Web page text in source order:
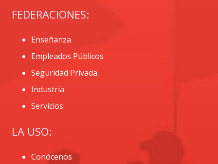
FEDERACIONES:
Enseñanza
Empleados Públicos
Seguridad Privada
Industria
Servicios
LA USO:
Conócenos